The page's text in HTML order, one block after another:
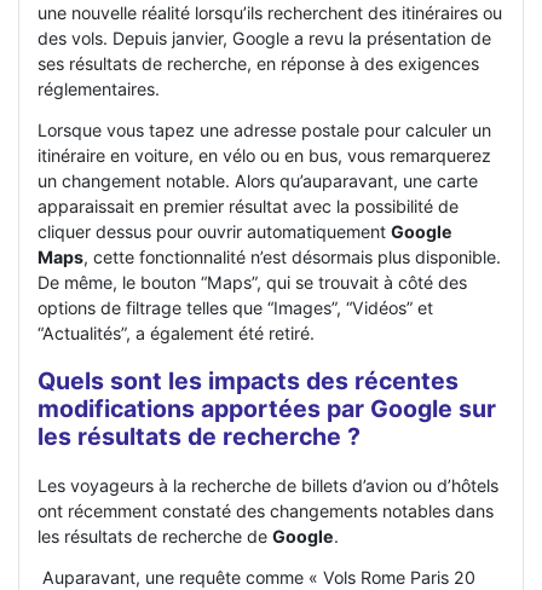
une nouvelle réalité lorsqu’ils recherchent des itinéraires ou
des vols. Depuis janvier, Google a revu la présentation de
ses résultats de recherche, en réponse à des exigences
réglementaires.
Lorsque vous tapez une adresse postale pour calculer un
itinéraire en voiture, en vélo ou en bus, vous remarquerez
un changement notable. Alors qu’auparavant, une carte
apparaissait en premier résultat avec la possibilité de
cliquer dessus pour ouvrir automatiquement Google
Maps, cette fonctionnalité n’est désormais plus disponible.
De même, le bouton “Maps”, qui se trouvait à côté des
options de filtrage telles que “Images”, “Vidéos” et
“Actualités”, a également été retiré.
Quels sont les impacts des récentes
modifications apportées par Google sur
les résultats de recherche ?
Les voyageurs à la recherche de billets d’avion ou d’hôtels
ont récemment constaté des changements notables dans
les résultats de recherche de Google.
Auparavant, une requête comme « Vols Rome Paris 20